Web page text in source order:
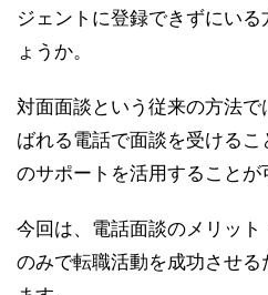
ジェントに登録できずにい
ょうか。
対面面談という従来の方法で
ばれる電話で面談を受けるこ
のサポートを活用することが
今回は、電話面談のメリッ
のみで転職活動を成功させ